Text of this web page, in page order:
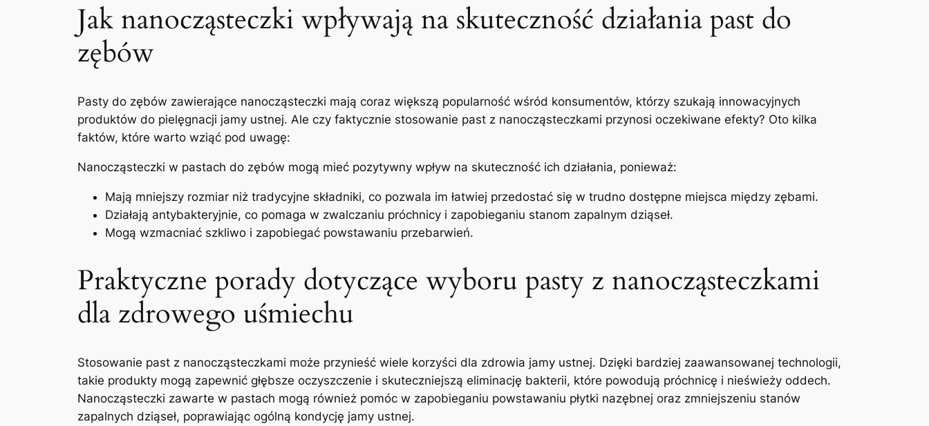
Jak nanocząsteczki wpływają na skuteczność działania past ⁣do‍
zębów
Pasty ​do ⁤zębów⁢ zawierające nanocząsteczki mają coraz większą popularność wśród​ konsumentów, którzy szukają innowacyjnych
produktów do pielęgnacji jamy ustnej. Ale czy ⁤faktycznie stosowanie past ⁣z nanocząsteczkami przynosi‌ oczekiwane efekty? Oto kilka
faktów, które warto ‌wziąć⁤ pod uwagę:
Nanocząsteczki⁣ w ⁢pastach do ⁤zębów mogą mieć pozytywny​ wpływ na‍ skuteczność ‍ich działania, ​ponieważ:
Mają‍ mniejszy rozmiar niż​ tradycyjne składniki, co pozwala ​im łatwiej‌ przedostać się w trudno ‍dostępne‍ miejsca⁢ między ⁢zębami.
Działają antybakteryjnie, ‍co pomaga w zwalczaniu próchnicy‌ i zapobieganiu stanom zapalnym⁣ dziąseł.
Mogą ‌wzmacniać⁣ szkliwo i‍ zapobiegać powstawaniu⁣ przebarwień.
Praktyczne​ porady ⁤dotyczące wyboru pasty ‍z nanocząsteczkami
dla zdrowego ⁢uśmiechu
Stosowanie past z nanocząsteczkami może przynieść wiele korzyści dla zdrowia jamy​ ustnej. Dzięki bardziej zaawansowanej​ technologii,‌
takie produkty mogą⁣ zapewnić głębsze​ oczyszczenie i ​skuteczniejszą eliminację⁤ bakterii, które powodują próchnicę i⁤ nieświeży oddech.
Nanocząsteczki​ zawarte w‍ pastach mogą również pomóc w ​zapobieganiu powstawaniu płytki nazębnej oraz ‍zmniejszeniu ‍stanów
zapalnych dziąseł, poprawiając ogólną ⁣kondycję jamy ⁢ustnej.